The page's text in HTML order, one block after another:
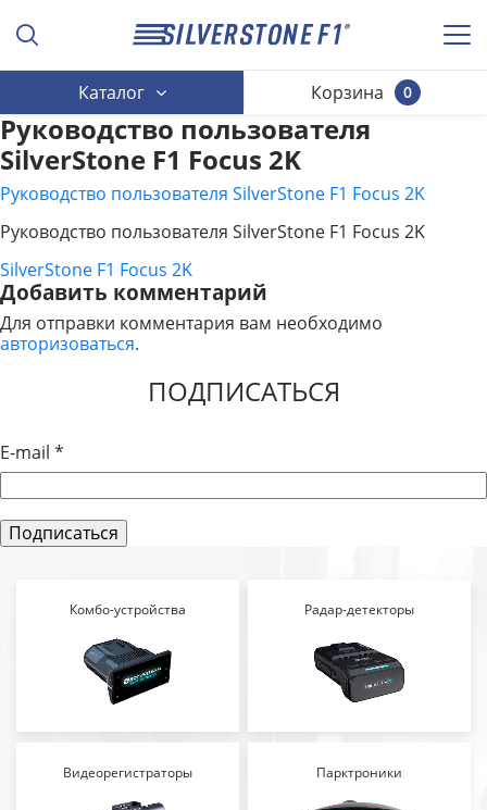
Каталог 0
Корзина
Руководство пользователя
SilverStone F1 Focus 2K
Руководство пользователя SilverStone F1 Focus 2K
Руководство пользователя SilverStone F1 Focus 2K
НАВИГАЦИЯ
ПО
ЗАПИСЯМ
SilverStone F1 Focus 2K
Добавить комментарий
Для отправки комментария вам необходимо
авторизоваться.
ПОДПИСАТЬСЯ
E-mail *
Комбо-устройства Радар-детекторы
Видеорегистраторы Парктроники